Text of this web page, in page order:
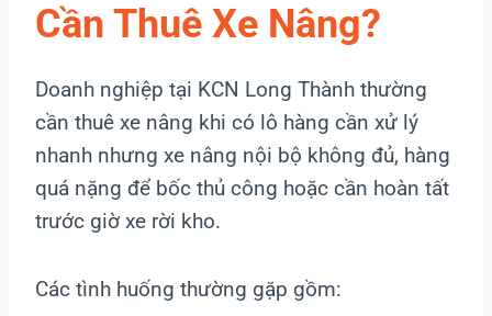
Cần Thuê Xe Nâng?
Doanh nghiệp tại KCN Long Thành thường
cần thuê xe nâng khi có lô hàng cần xử lý
nhanh nhưng xe nâng nội bộ không đủ, hàng
quá nặng để bốc thủ công hoặc cần hoàn tất
trước giờ xe rời kho.
Các tình huống thường gặp gồm: